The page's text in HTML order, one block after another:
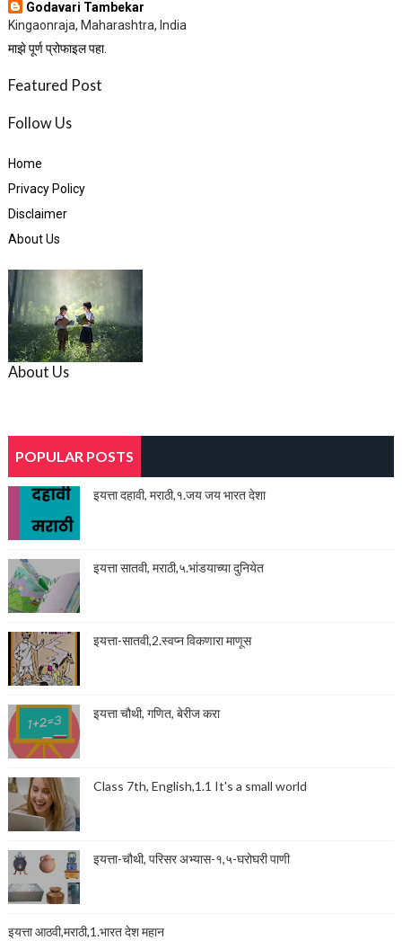
Godavari Tambekar
Kingaonraja, Maharashtra, India
माझे पूर्ण प्रोफाइल पहा.
Featured Post
Follow Us
Home
Privacy Policy
Disclaimer
About Us
About Us
POPULAR POSTS
इयत्ता दहावी, मराठी,१.जय जय भारत देशा
इयत्ता सातवी, मराठी,५.भांडयाच्या दुनियेत
इयत्ता-सातवी,2.स्वप्न विकणारा माणूस
इयत्ता चौथी, गणित, बेरीज करा
Class 7th, English,1.1 It's a small world
इयत्ता-चौथी, परिसर अभ्यास-१,५-घरोघरी पाणी
इयत्ता आठवी,मराठी,1.भारत देश महान